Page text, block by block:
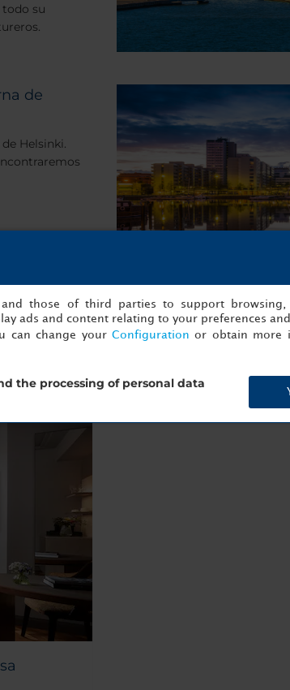
todo su
de
Helsinki.
those of third parties to support browsing,
ads and content relating to your preferences
can change your Configuration or obtain more
the processing of personal data